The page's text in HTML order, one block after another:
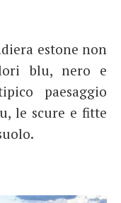
estone non
blu, nero e
paesaggio
le scure e fitte